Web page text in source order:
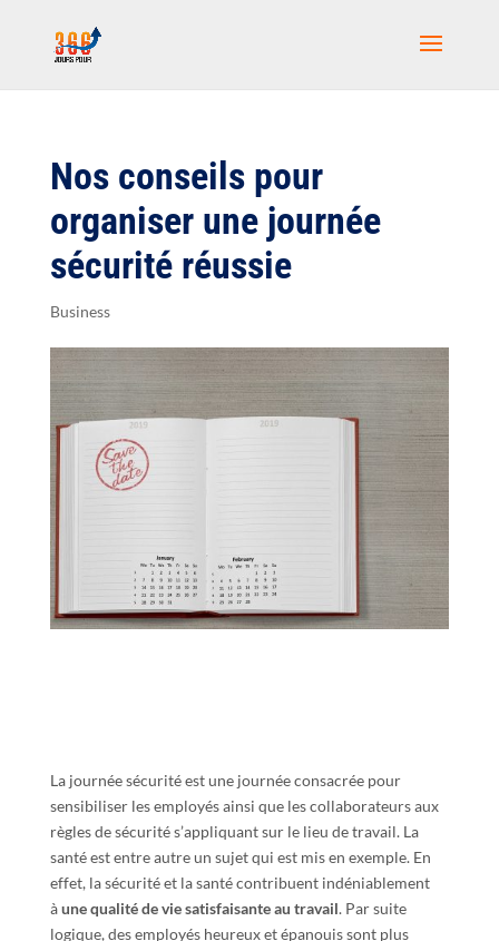
Nos conseils pour
organiser une journée
sécurité réussie
Business
La journée sécurité est une journée consacrée pour
sensibiliser les employés ainsi que les collaborateurs aux
règles de sécurité s’appliquant sur le lieu de travail. La
santé est entre autre un sujet qui est mis en exemple. En
effet, la sécurité et la santé contribuent indéniablement
àune qualité de vie satisfaisante au travail. Par suite
logique, des employés heureux et épanouis sont plus